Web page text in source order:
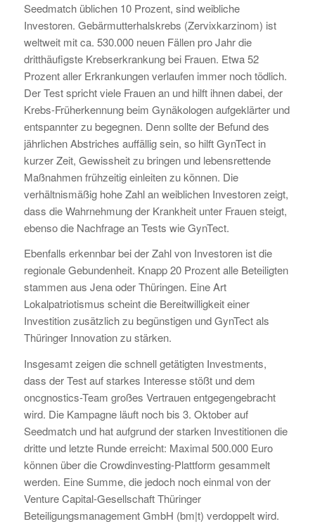
Seedmatch üblichen 10 Prozent, sind weibliche
Investoren. Gebärmutterhalskrebs (Zervixkarzinom) ist
weltweit mit ca. 530.000 neuen Fällen pro Jahr die
dritthäufigste Krebserkrankung bei Frauen. Etwa 52
Prozent aller Erkrankungen verlaufen immer noch tödlich.
Der Test spricht viele Frauen an und hilft ihnen dabei, der
Krebs-Früherkennung beim Gynäkologen aufgeklärter und
entspannter zu begegnen. Denn sollte der Befund des
jährlichen Abstriches auffällig sein, so hilft GynTect in
kurzer Zeit, Gewissheit zu bringen und lebensrettende
Maßnahmen frühzeitig einleiten zu können. Die
verhältnismäßig hohe Zahl an weiblichen Investoren zeigt,
dass die Wahrnehmung der Krankheit unter Frauen steigt,
ebenso die Nachfrage an Tests wie GynTect.
Ebenfalls erkennbar bei der Zahl von Investoren ist die
regionale Gebundenheit. Knapp 20 Prozent alle Beteiligten
stammen aus Jena oder Thüringen. Eine Art
Lokalpatriotismus scheint die Bereitwilligkeit einer
Investition zusätzlich zu begünstigen und GynTect als
Thüringer Innovation zu stärken.
Insgesamt zeigen die schnell getätigten Investments,
dass der Test auf starkes Interesse stößt und dem
oncgnostics-Team großes Vertrauen entgegengebracht
wird. Die Kampagne läuft noch bis 3. Oktober auf
Seedmatch und hat aufgrund der starken Investitionen die
dritte und letzte Runde erreicht: Maximal 500.000 Euro
können über die Crowdinvesting-Plattform gesammelt
werden. Eine Summe, die jedoch noch einmal von der
Venture Capital-Gesellschaft Thüringer
Beteiligungsmanagement GmbH (bm|t) verdoppelt wird.